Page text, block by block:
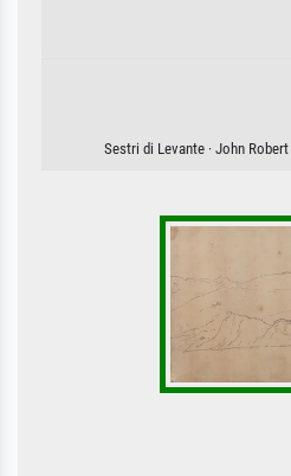
Sestri di Levante · John